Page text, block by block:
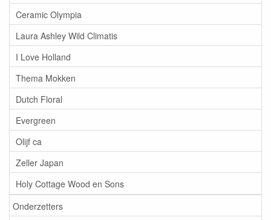
Ceramic Olympia
Laura Ashley Wild Climatis
I Love Holland
Thema Mokken
Dutch Floral
Evergreen
Olijf ca
Zeller Japan
Holy Cottage Wood en Sons
Onderzetters